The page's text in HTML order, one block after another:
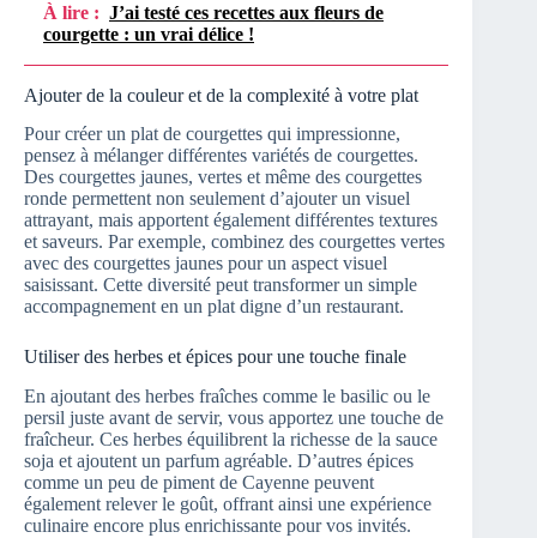
À lire : J’ai testé ces recettes aux fleurs de
courgette : un vrai délice !
Ajouter de la couleur et de la complexité à votre plat
Pour créer un plat de courgettes qui impressionne,
pensez à mélanger différentes variétés de courgettes.
Des courgettes jaunes, vertes et même des courgettes
ronde permettent non seulement d’ajouter un visuel
attrayant, mais apportent également différentes textures
et saveurs. Par exemple, combinez des courgettes vertes
avec des courgettes jaunes pour un aspect visuel
saisissant. Cette diversité peut transformer un simple
accompagnement en un plat digne d’un restaurant.
Utiliser des herbes et épices pour une touche finale
En ajoutant des herbes fraîches comme le basilic ou le
persil juste avant de servir, vous apportez une touche de
fraîcheur. Ces herbes équilibrent la richesse de la sauce
soja et ajoutent un parfum agréable. D’autres épices
comme un peu de piment de Cayenne peuvent
également relever le goût, offrant ainsi une expérience
culinaire encore plus enrichissante pour vos invités.